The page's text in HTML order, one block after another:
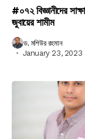
#০৭২ বিজ্ঞানীদের
জুবায়ের শামীম
ড. মশিউর রহমান
January 23, 2023